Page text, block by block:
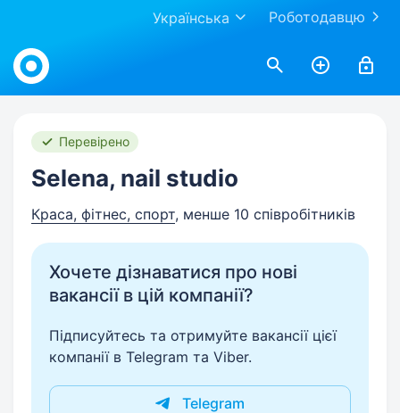
Роботодавцю
Українська
Work.ua
Перевірено
Selena, nail studio
Краса, фітнес, спорт, менше 10 співробітників
Хочете дізнаватися про нові
вакансії в цій компанії?
Підписуйтесь та отримуйте вакансії цієї
компанії в Telegram та Viber.
Telegram